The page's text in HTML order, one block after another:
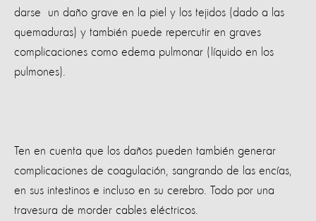
darse un daño grave en la piel y los tejidos (dado a las
quemaduras) y también puede repercutir en graves
complicaciones como edema pulmonar (líquido en los
pulmones).
Ten en cuenta que los daños pueden también generar
complicaciones de coagulación, sangrando de las encías,
en sus intestinos e incluso en su cerebro. Todo por una
travesura de morder cables eléctricos.